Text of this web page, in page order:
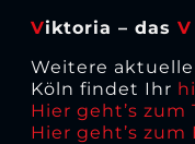
Viktoria – das V
Weitere
Köln findet Ihr
Hier geht’s zum
Hier geht’s zum